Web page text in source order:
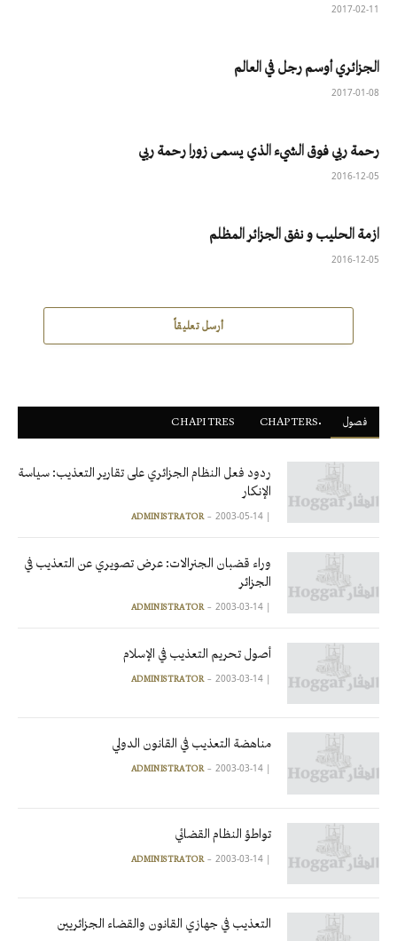
2017-02-11
الجزائري أوسم رجل في العالم
2017-01-08
رحمة ربي فوق الشيء الذي يسمى زورا رحمة ربي
2016-12-05
ازمة الحليب و نفق الجزائر المظلم
2016-12-05
أرسل تعليقاً
فصول CHAPITRES
ردود فعل النظام الجزائري على تقارير التعذيب: سياسة
الإنكار
|
ADMINISTRATOR 2003-05-14
وراء قضبان الجنرالات: عرض تصويري عن التعذيب في
الجزائر
|
ADMINISTRATOR 2003-03-14
أصول تحريم التعذيب في الإسلام
|
ADMINISTRATOR 2003-03-14
مناهضة التعذيب في القانون الدولي
|
ADMINISTRATOR 2003-03-14
تواطؤ النظام القضائي
|
ADMINISTRATOR 2003-03-14
التعذيب في جهازي القانون والقضاء الجزائريين